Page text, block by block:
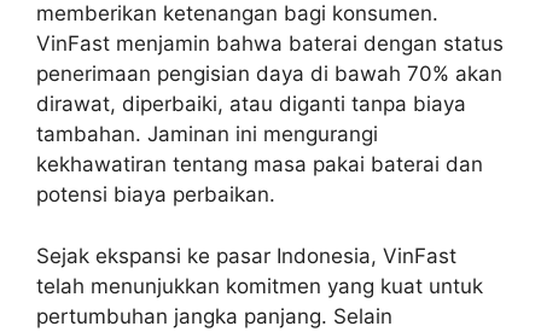
memberikan ketenangan bagi konsumen.
VinFast menjamin bahwa baterai dengan status
penerimaan pengisian daya di bawah 70% akan
dirawat, diperbaiki, atau diganti tanpa biaya
tambahan. Jaminan ini mengurangi
kekhawatiran tentang masa pakai baterai dan
potensi biaya perbaikan.
Sejak ekspansi ke pasar Indonesia, VinFast
telah menunjukkan komitmen yang kuat untuk
pertumbuhan jangka panjang. Selain